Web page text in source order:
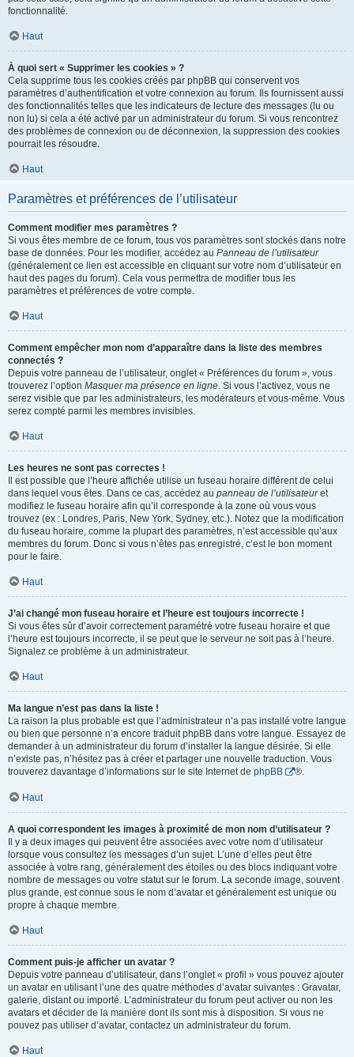
fonctionnalité.
Haut
À quoi sert « Supprimer les cookies » ?
Cela supprime tous les cookies créés par phpBB qui conservent vos
paramètres d’authentification et votre connexion au forum. Ils fournissent aussi
des fonctionnalités telles que les indicateurs de lecture des messages (lu ou
non lu) si cela a été activé par un administrateur du forum. Si vous rencontrez
des problèmes de connexion ou de déconnexion, la suppression des cookies
pourrait les résoudre.
Haut
Paramètres et préférences de l’utilisateur
Comment modifier mes paramètres ?
Si vous êtes membre de ce forum, tous vos paramètres sont stockés dans notre
base de données. Pour les modifier, accédez au Panneau de l’utilisateur
(généralement ce lien est accessible en cliquant sur votre nom d’utilisateur en
haut des pages du forum). Cela vous permettra de modifier tous les
paramètres et préférences de votre compte.
Haut
Comment empêcher mon nom d’apparaître dans la liste des membres
connectés ?
Depuis votre panneau de l’utilisateur, onglet « Préférences du forum », vous
trouverez l’option Masquer ma présence en ligne. Si vous l’activez, vous ne
serez visible que par les administrateurs, les modérateurs et vous-même. Vous
serez compté parmi les membres invisibles.
Haut
Les heures ne sont pas correctes !
Il est possible que l’heure affichée utilise un fuseau horaire différent de celui
dans lequel vous êtes. Dans ce cas, accédez au panneau de l’utilisateuret
modifiez le fuseau horaire afin qu’il corresponde à la zone où vous vous
trouvez (ex : Londres, Paris, New York, Sydney, etc.). Notez que la modification
du fuseau horaire, comme la plupart des paramètres, n’est accessible qu’aux
membres du forum. Donc si vous n’êtes pas enregistré, c’est le bon moment
pour le faire.
Haut
J’ai changé mon fuseau horaire et l’heure est toujours incorrecte !
Si vous êtes sûr d’avoir correctement paramétré votre fuseau horaire et que
l’heure est toujours incorrecte, il se peut que le serveur ne soit pas à l’heure.
Signalez ce problème à un administrateur.
Haut
Ma langue n’est pas dans la liste !
La raison la plus probable est que l’administrateur n’a pas installé votre langue
ou bien que personne n’a encore traduit phpBB dans votre langue. Essayez de
demander à un administrateur du forum d’installer la langue désirée. Si elle
n’existe pas, n’hésitez pas à créer et partager une nouvelle traduction. Vous
trouverez davantage d’informations sur le site Internet de phpBB ®.
Haut
A quoi correspondent les images à proximité de mon nom d’utilisateur ?
Il y a deux images qui peuvent être associées avec votre nom d’utilisateur
lorsque vous consultez les messages d’un sujet. L’une d’elles peut être
associée à votre rang, généralement des étoiles ou des blocs indiquant votre
nombre de messages ou votre statut sur le forum. La seconde image, souvent
plus grande, est connue sous le nom d’avatar et généralement est unique ou
propre à chaque membre.
Haut
Comment puis-je afficher un avatar ?
Depuis votre panneau d’utilisateur, dans l’onglet « profil » vous pouvez ajouter
un avatar en utilisant l’une des quatre méthodes d’avatar suivantes : Gravatar,
galerie, distant ou importé. L’administrateur du forum peut activer ou non les
avatars et décider de la manière dont ils sont mis à disposition. Si vous ne
pouvez pas utiliser d’avatar, contactez un administrateur du forum.
Haut